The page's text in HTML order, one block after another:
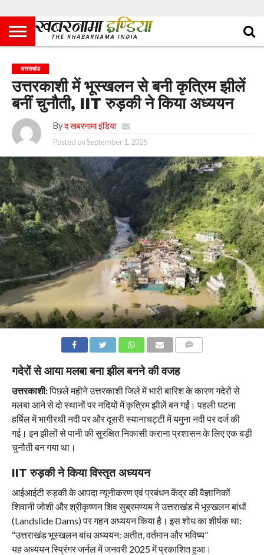
उत्तराखंड
उत्तरकाशी में भूस्खलन से बनी कृत्रिम झीलें
बनीं चुनौती, IIT रुड़की ने किया अध्ययन
By द खबरनामा इंडिया
Posted onSeptember 1, 2025
गदेरों से आया मलबा बना झील बनने की वजह
उत्तरकाशी:पिछले महीने उत्तरकाशी जिले में भारी बारिश के कारण गदेरों से
मलबा आने से दो स्थानों पर नदियों में कृत्रिम झीलें बन गईं। पहली घटना
हर्षिल में भागीरथी नदी पर और दूसरी स्यानाचट्टी में यमुना नदी पर दर्ज की
गई। इन झीलों से पानी की सुरक्षित निकासी कराना प्रशासन के लिए एक बड़ी
चुनौती बन गया था।
IIT रुड़की ने किया विस्तृत अध्ययन
आईआईटी रुड़की के आपदा न्यूनीकरण एवं प्रबंधन केंद्र की वैज्ञानिकों
शिवानी जोशी और श्रीकृष्णन शिव सुब्रमण्यम ने उत्तराखंड में भूस्खलन बांधों
(Landslide Dams) पर गहन अध्ययन किया है। इस शोध का शीर्षक था:
“उत्तराखंड भूस्खलन बांध अध्ययन: अतीत, वर्तमान और भविष्य”
यह अध्ययन स्प्रिंगर जर्नल में जनवरी 2025 में प्रकाशित हुआ।